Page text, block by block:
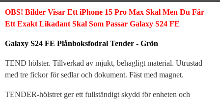
Produktbeskrivning
OBS! Bilder Visar Ett iPhone 15 Pro Max Skal Men Du Får
Ett Exakt Likadant Skal Som Passar Galaxy S24 FE
Galaxy S24 FE Plånboksfodral Tender - Grön
TEND hölster. Tillverkad av mjukt, behagligt material. Utrustad
med tre fickor för sedlar och dokument. Fäst med magnet.
TENDER-hölstret ger ett fullständigt skydd för enheten och